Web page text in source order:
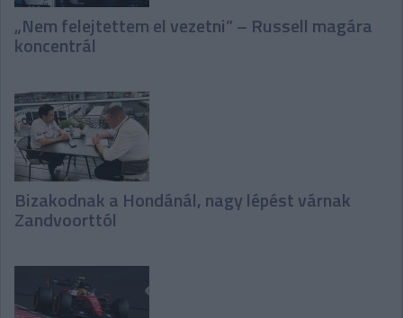
„Nem felejtettem el vezetni” – Russell magára
koncentrál
Bizakodnak a Hondánál, nagy lépést várnak
Zandvoorttól